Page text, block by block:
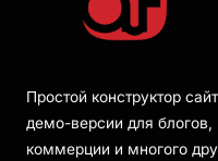
Простой конструктор
демо-версии для блогов,
коммерции и многого